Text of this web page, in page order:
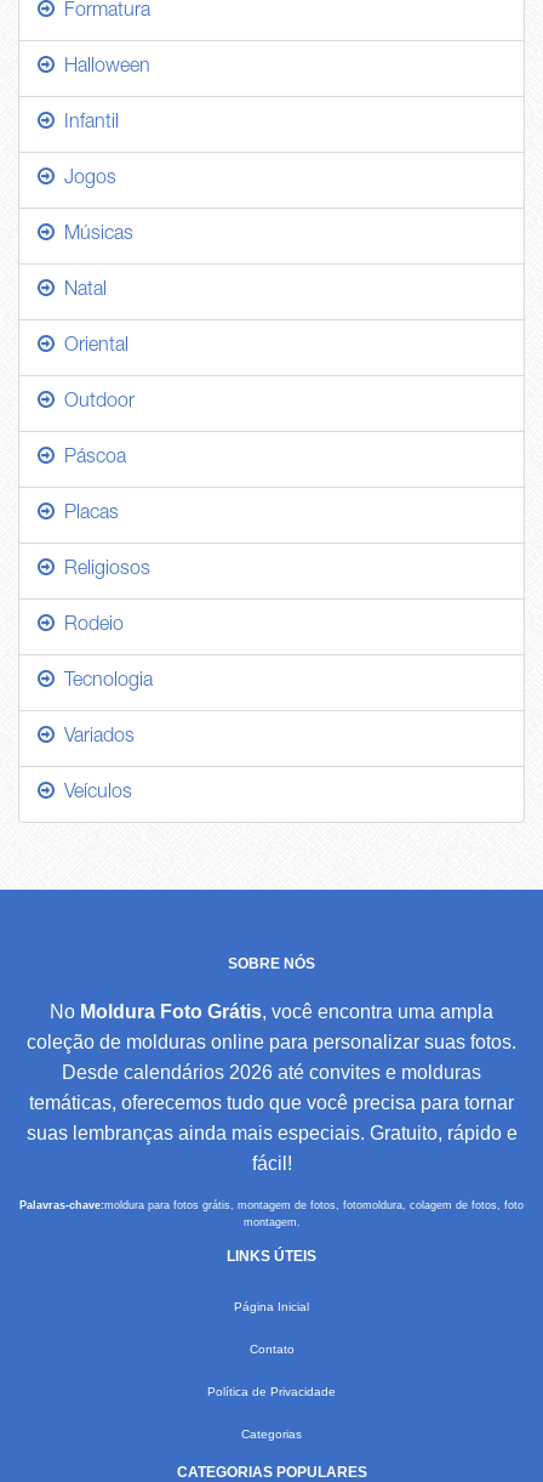
Formatura
Halloween
Infantil
Jogos
Músicas
Natal
Oriental
Outdoor
Páscoa
Placas
Religiosos
Rodeio
Tecnologia
Variados
Veículos
SOBRE NÓS
No Moldura Foto Grátis, você encontra uma ampla
coleção de molduras online para personalizar suas fotos.
Desde calendários 2026 até convites e molduras
temáticas, oferecemos tudo que você precisa para tornar
suas lembranças ainda mais especiais. Gratuito, rápido e
fácil!
Palavras-chave:moldura para fotos grátis, montagem de fotos, fotomoldura, colagem de fotos, foto
montagem.
LINKS ÚTEIS
Página Inicial
Contato
Política de Privacidade
Categorias
CATEGORIAS POPULARES